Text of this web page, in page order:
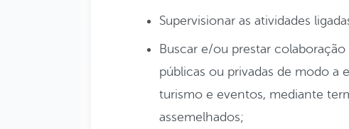
Supervisionar as atividades
Buscar e/ou prestar
públicas ou privadas de modo a
turismo e eventos, mediante
assemelhados;